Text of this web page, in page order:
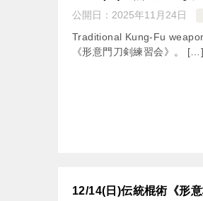
公開日： 2025年11月24日
Traditional Kung-Fu
《形意門刀剣練習会》。 […]
12/14(日)伝統棍術《形